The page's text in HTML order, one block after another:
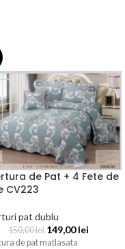
de Pat + 4 Fete de
CV223
pat dublu
150,00lei 149,00lei
de pat matlasata